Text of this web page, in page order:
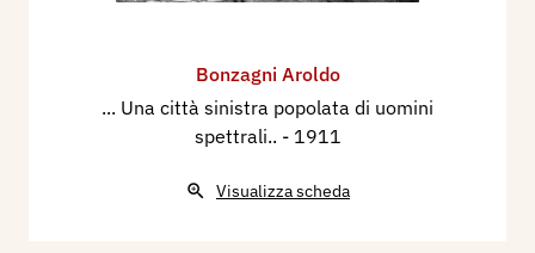
Bonzagni Aroldo
... Una città sinistra popolata di uomini
spettrali.. - 1911
Visualizza scheda